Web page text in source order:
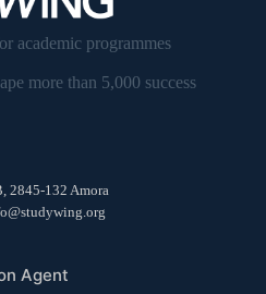
academic programmes
more than 5,000 success
2845-132 Amora
Agent